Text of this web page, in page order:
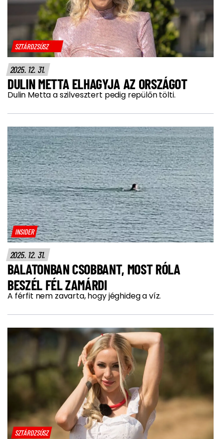
SZTÁRDZSÚSZ
2025. 12. 31.
DULIN METTA ELHAGYJA AZ ORSZÁGOT
Dulin Metta a szilvesztert pedig repülőn tölti.
INSIDER
2025. 12. 31.
BALATONBAN CSOBBANT, MOST RÓLA
BESZÉL FÉL ZAMÁRDI
A férfit nem zavarta, hogy jéghideg a víz.
SZTÁRDZSÚSZ